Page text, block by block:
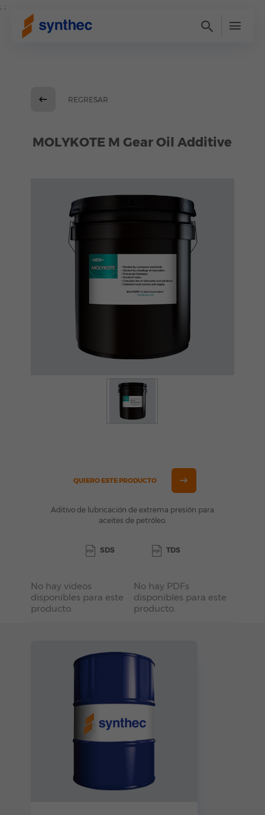
; ;
REGRESAR
MOLYKOTE M Gear Oil Additive
QUIERO ESTE PRODUCTO
Aditivo de lubricación de extrema presión para
aceites de petróleo.
SDS TDS
No hay videos
disponibles para este
producto.
No hay PDFs
disponibles para este
producto.